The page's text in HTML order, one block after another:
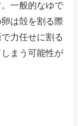
一般的なゆで
は殻を割る際
力任せに割る
まう可能性が